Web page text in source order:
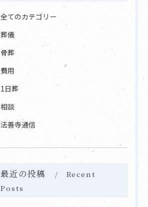
全てのカテゴリー
葬儀
骨葬
費用
1日葬
相談
法善寺通信
最近の投稿
Recent
Posts